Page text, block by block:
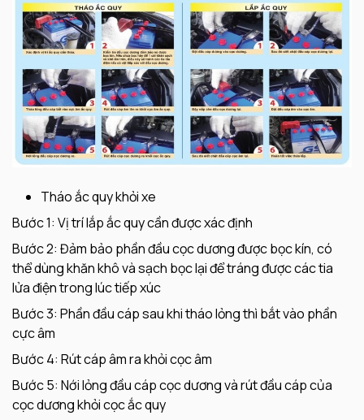
Tháo ắc quy khỏi xe
Bước 1: Vị trí lắp ắc quy cần được xác định
Bước 2: Đảm bảo phần đầu cọc dương được bọc kín, có
thể dùng khăn khô và sạch bọc lại để tráng được các tia
lửa điện trong lúc tiếp xúc
Bước 3: Phần đầu cáp sau khi tháo lỏng thì bắt vào phần
cực âm
Bước 4: Rút cáp âm ra khỏi cọc âm
Bước 5: Nới lỏng đầu cáp cọc dương và rút đầu cáp của
cọc dương khỏi cọc ắc quy